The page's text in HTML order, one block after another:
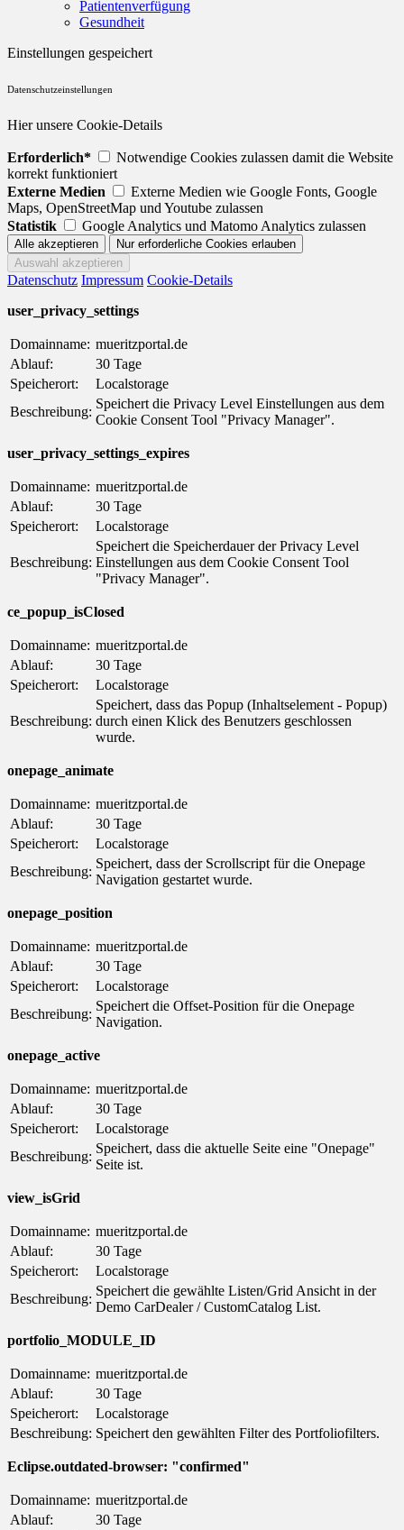
Patientenverfügung
Gesundheit
Einstellungen gespeichert
Datenschutzeinstellungen
Hier unsere Cookie-Details
Erforderlich*
Notwendige Cookies zulassen damit die Website
korrekt funktioniert
Externe Medien
Externe Medien wie Google Fonts, Google
Maps, OpenStreetMap und Youtube zulassen
Statistik
Google Analytics und Matomo Analytics zulassen
Datenschutz Impressum Cookie-Details
user_privacy_settings
Domainname: mueritzportal.de
Ablauf:
30 Tage
Speicherort:
Localstorage
Beschreibung:
Speichert die Privacy Level Einstellungen aus dem
Cookie Consent Tool "Privacy Manager".
user_privacy_settings_expires
Domainname: mueritzportal.de
Ablauf:
30 Tage
Speicherort:
Localstorage
Beschreibung:
Speichert die Speicherdauer der Privacy Level
Einstellungen aus dem Cookie Consent Tool
"Privacy Manager".
ce_popup_isClosed
Domainname: mueritzportal.de
Ablauf:
30 Tage
Speicherort:
Localstorage
Beschreibung:
Speichert, dass das Popup (Inhaltselement - Popup)
durch einen Klick des Benutzers geschlossen
wurde.
onepage_animate
Domainname: mueritzportal.de
Ablauf:
30 Tage
Speicherort:
Localstorage
Beschreibung:
Speichert, dass der Scrollscript für die Onepage
Navigation gestartet wurde.
onepage_position
Domainname: mueritzportal.de
Ablauf:
30 Tage
Speicherort:
Localstorage
Beschreibung:
Speichert die Offset-Position für die Onepage
Navigation.
onepage_active
Domainname: mueritzportal.de
Ablauf:
30 Tage
Speicherort:
Localstorage
Beschreibung:
Speichert, dass die aktuelle Seite eine "Onepage"
Seite ist.
view_isGrid
Domainname: mueritzportal.de
Ablauf:
30 Tage
Speicherort:
Localstorage
Beschreibung:
Speichert die gewählte Listen/Grid Ansicht in der
Demo CarDealer / CustomCatalog List.
portfolio_MODULE_ID
Domainname: mueritzportal.de
Ablauf:
30 Tage
Speicherort:
Localstorage
Beschreibung: Speichert den gewählten Filter des Portfoliofilters.
Eclipse.outdated-browser: "confirmed"
Domainname: mueritzportal.de
Ablauf:
30 Tage